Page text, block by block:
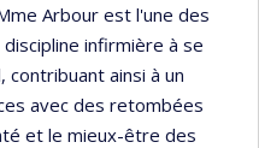
Arbour est l'une des
infirmière à se
contribuant ainsi à un
avec des retombées
et le mieux-être des